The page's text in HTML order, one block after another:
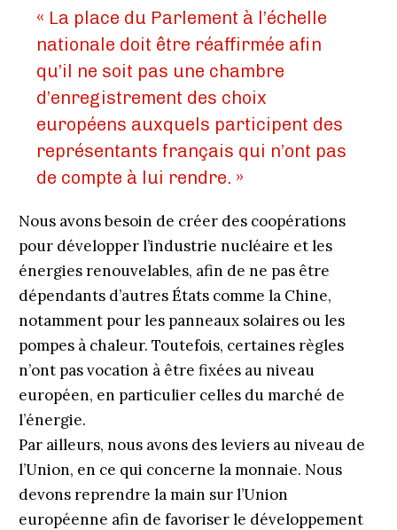
« La place du Parlement à l’échelle
nationale doit être réaffirmée afin
qu’il ne soit pas une chambre
d’enregistrement des choix
européens auxquels participent des
représentants français qui n’ont pas
de compte à lui rendre. »
Nous avons besoin de créer des coopérations
pour développer l’industrie nucléaire et les
énergies renouvelables, afin de ne pas être
dépendants d’autres États comme la Chine,
notamment pour les panneaux solaires ou les
pompes à chaleur. Toutefois, certaines règles
n’ont pas vocation à être fixées au niveau
européen, en particulier celles du marché de
l’énergie.
Par ailleurs, nous avons des leviers au niveau de
l’Union, en ce qui concerne la monnaie. Nous
devons reprendre la main sur l’Union
européenne afin de favoriser le développement